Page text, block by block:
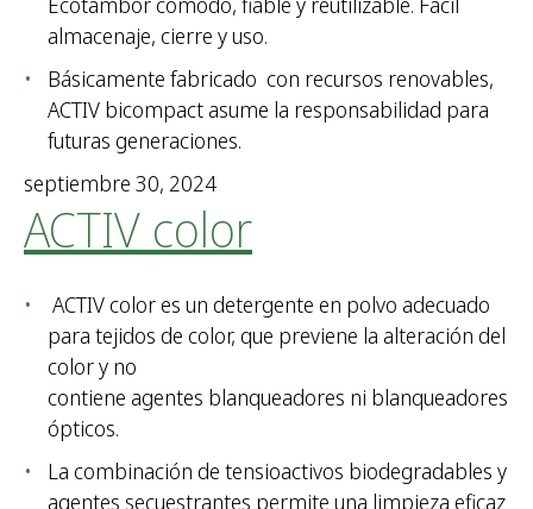
almacenaje, cierre y uso.
Básicamente fabricado con recursos renovables,
ACTIV bicompact asume la responsabilidad para
futuras generaciones.
septiembre 30, 2024
ACTIV color
ACTIV color es un detergente en polvo adecuado
para tejidos de color, que previene la alteración del
color y no
contiene agentes blanqueadores ni blanqueadores
ópticos.
La combinación de tensioactivos biodegradables y
agentes secuestrantes permite una limpieza eficaz